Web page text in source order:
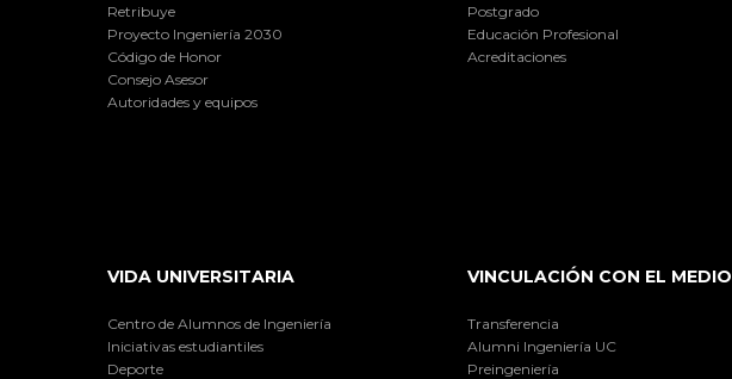
Retribuye
Proyecto Ingeniería 2030
Código de Honor
Consejo Asesor
Autoridades y equipos
Postgrado
Educación Profesional
Acreditaciones
VIDA UNIVERSITARIA
Centro de Alumnos de Ingeniería
Iniciativas estudiantiles
Deporte
VINCULACIÓN CON EL MEDIO
Transferencia
Alumni Ingeniería UC
Preingeniería